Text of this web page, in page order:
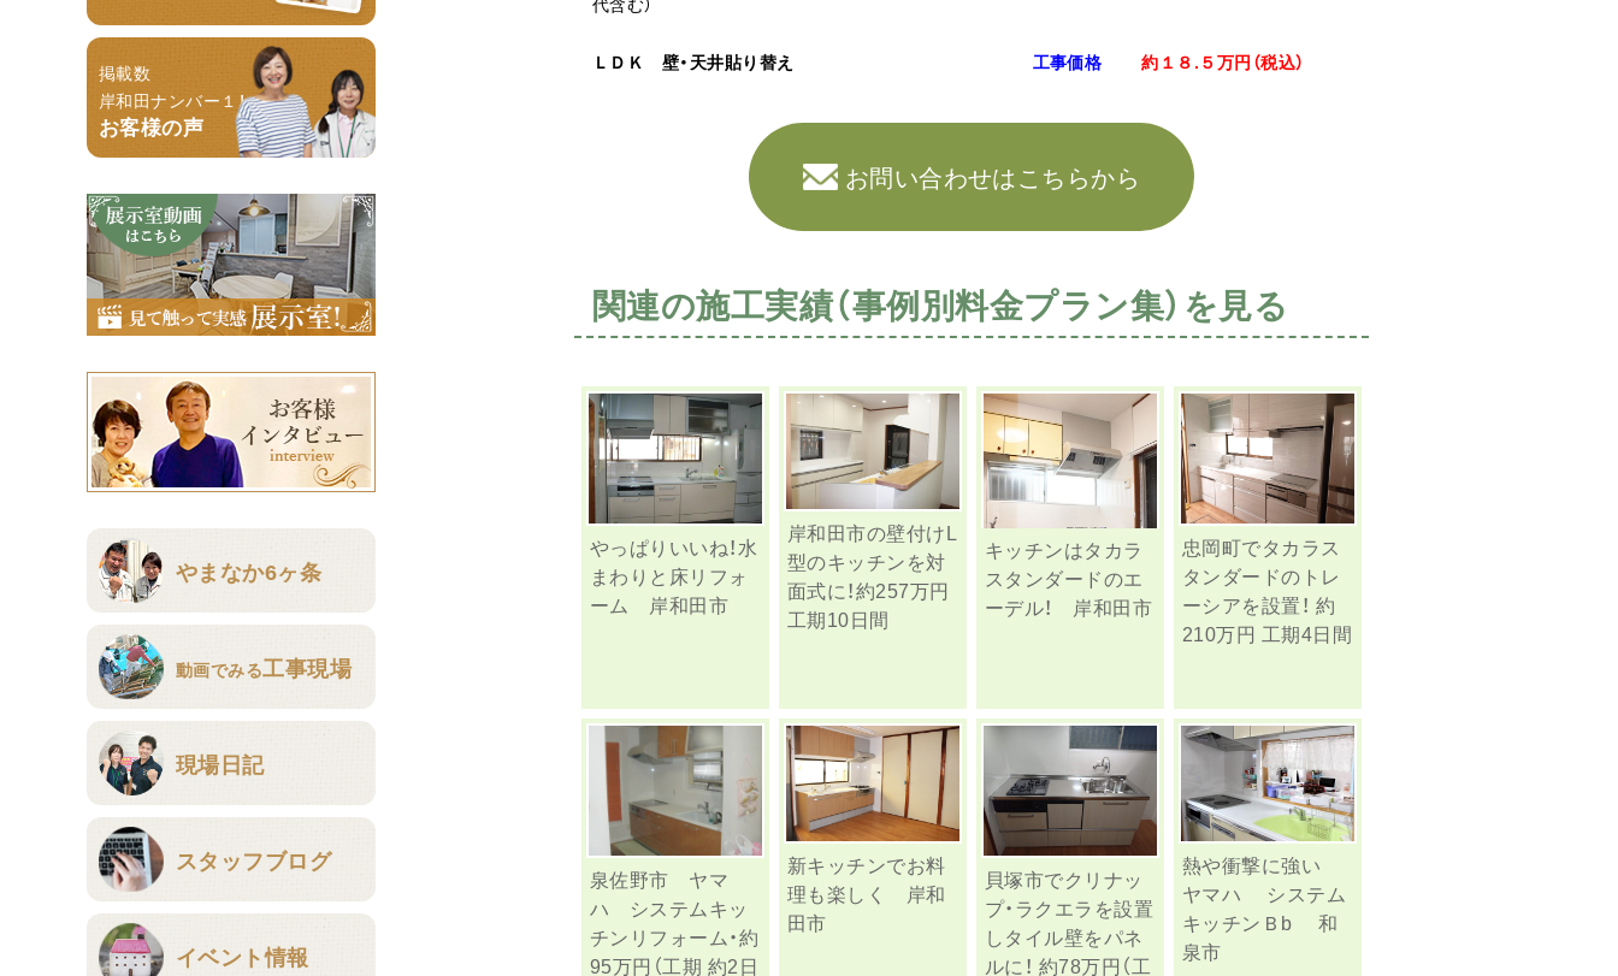
掲載数
岸和田ナンバー１！
お客様の声
やまなか6ヶ条
動画でみる工事現場
現場日記
スタッフブログ
イベント情報
ＬＤＫ 壁・天井貼り替え 工事価格 約１８. ５万円 （税込）
お問い合わせはこちらから
関連の施工実績（事例別料金プラン集）を見る
やっぱりいいね！水
まわりと床リフォ
ーム 岸和田市
岸和田市の壁付けL
型のキッチンを対
面式に！約257万円
工期10日間
キッチンはタカラ
スタンダードのエ
ーデル！ 岸和田市
忠岡町でタカラス
タンダードのトレ
ーシアを設置！ 約
210万円 工期4日間
泉佐野市 ヤマ
ハ システムキッ
チンリフォーム・約
95万円（工期 約2日
新キッチンでお料
理も楽しく 岸和
田市
貝塚市でクリナッ
プ・ラクエラを設置
しタイル壁をパネ
ルに！ 約78万円（工
熱や衝撃に強い
ヤマハ システム
キッチンＢb 和
泉市